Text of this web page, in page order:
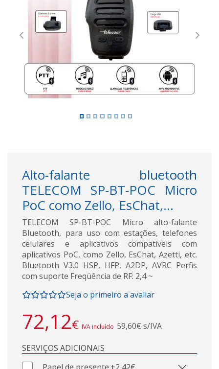
Previous Next
Alto-falante bluetooth
TELECOM SP-BT-POC Micro
PoC como Zello, EsChat,...
TELECOM SP-BT-POC Micro alto-falante
Bluetooth, para uso com estações, telefones
celulares e aplicativos compatíveis com
aplicativos PoC, como Zello, EsChat, Azetti, etc.
Bluetooth V3.0 HSP, HFP, A2DP, AVRC Perfis
com suporte Freqüência de RF: 2,4 ~
Seja o primeiro a avaliar
72,12€ IVA incluído 59,60€ s/IVA
SERVIÇOS ADICIONAIS
Papel de presente.+2,42€